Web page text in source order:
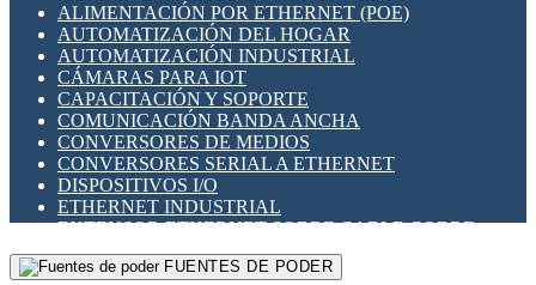
SENSORES INDUCTIVOS
TEMPORIZADORES
VARIACS
VARIADORES DE FRECUENCIA [VDF]
SECCIONADORES - INTERRUPTORES
MAQUINARIA
HERRAMIENTAS VARIAS
ILUMINACIÓN LED
INTERRUPTORES REED
INTERFACES DE RELÉ
OTROS RELÉS
PROTECCIÓN TÉRMICA
RELÉS AUTOMOTRICES
RELÉS DE SEÑAL
RELÉS DE ESTADO SÓLIDO SSR
RELÉS INDUSTRIALES
RELÉS MINIATURA DE POTENCIA
SENSORES MAGNÉTICOS
ALIMENTACIÓN POR ETHERNET (POE)
AUTOMATIZACIÓN DEL HOGAR
AUTOMATIZACIÓN INDUSTRIAL
CÁMARAS PARA IOT
CAPACITACIÓN Y SOPORTE
COMUNICACIÓN BANDA ANCHA
CONVERSORES DE MEDIOS
CONVERSORES SERIAL A ETHERNET
DISPOSITIVOS I/O
ETHERNET INDUSTRIAL
EXTENSOR ETHERNET SOBRE CABLE COBRE
GATEWAY LORAWAN
GESTIÓN DE REDESFUENTES DE PODER